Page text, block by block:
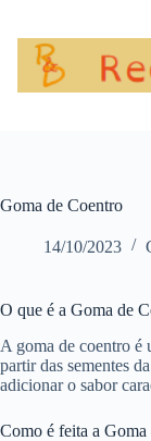
conteúdo
Goma de Coentro
14/10/2023
O que é a Goma de
A goma de coentro é
partir das sementes
adicionar o sabor
Como é feita a Goma